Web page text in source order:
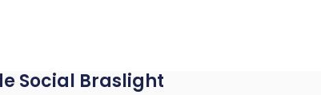
Social Braslight